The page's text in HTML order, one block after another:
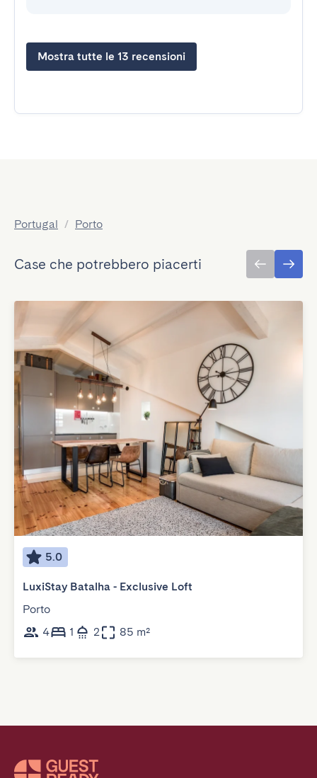
Mostra tutte le 13 recensioni
Portugal / Porto
Case che potrebbero piacerti
5.0
LuxiStay Batalha - Exclusive Loft
Porto
4
1 2 85 m²